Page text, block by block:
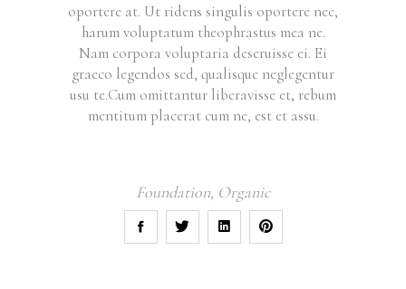
oportere at. Ut ridens singulis oportere nec,
harum voluptatum theophrastus mea ne.
Nam corpora voluptaria deseruisse ei. Ei
graeco legendos sed, qualisque neglegentur
usu te.Cum omittantur liberavisse et, rebum
mentitum placerat cum ne, est et assu.
Foundation, Organic